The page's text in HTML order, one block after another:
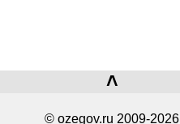
˄
© ozegov.ru 2009-2026